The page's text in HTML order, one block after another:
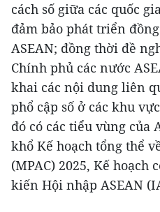
cách số giữa các quốc
đảm bảo phát triển
ASEAN; đồng thời đề
Chính phủ các nước
khai các nội dung liên
phổ cập số ở các khu
đó có các tiểu vùng của
khổ Kế hoạch tổng thể
(MPAC) 2025, Kế hoạch
kiến Hội nhập ASEAN